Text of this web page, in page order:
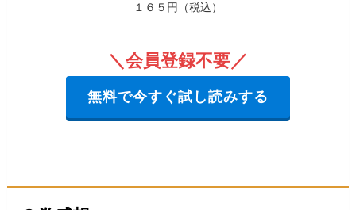
１６５円（税込）
＼会員登録不要／
無料で今すぐ試し読みする